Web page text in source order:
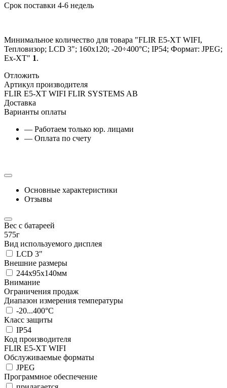
Срок поставки 4-6 недель
Минимальное количество для товара "FLIR E5-XT WIFI,
Тепловизор; LCD 3"; 160x120; -20÷400°C; IP54; Формат: JPEG;
Ex-XT" 1.
Отложить
Артикул производителя
FLIR E5-XT WIFI FLIR SYSTEMS AB
Доставка
Варианты оплаты
— Работаем только юр. лицами
— Оплата по счету
Основные характеристики
Отзывы
Вес с батареей
575г
Вид используемого дисплея
LCD 3"
Внешние размеры
244x95x140мм
Внимание
Ограничения продаж
Диапазон измерения температуры
-20...400°C
Класс защиты
IP54
Код производителя
FLIR E5-XT WIFI
Обслуживаемые форматы
JPEG
Программное обеспечение